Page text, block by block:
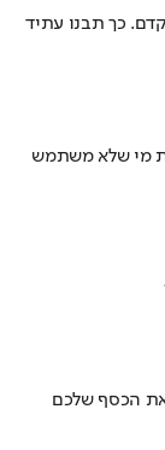
כך תבנו עתיד
מי שלא משתמש
את הכסף שלכם